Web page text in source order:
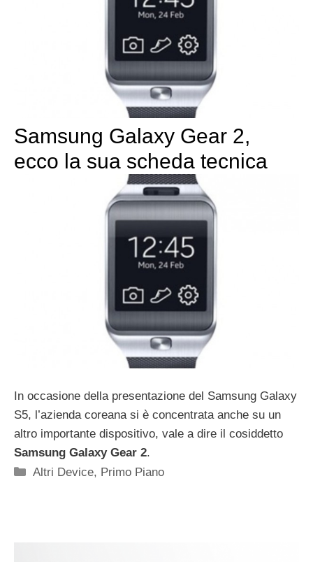
Samsung Galaxy Gear 2,
ecco la sua scheda tecnica
In occasione della presentazione del Samsung Galaxy
S5, l’azienda coreana si è concentrata anche su un
altro importante dispositivo, vale a dire il cosiddetto
Samsung Galaxy Gear 2.
Categorie
Altri Device, Primo Piano